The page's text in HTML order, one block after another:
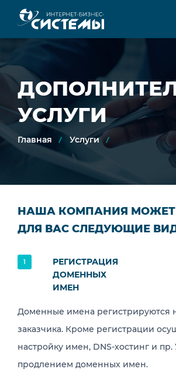
РЕШЕНИЯ
ТЕХНОЛОГИИ
О КОМПАНИИ
Фабрика цифровых решений
УСЛУГИ
Главная Услуги
НАША КОМПАНИЯ МОЖЕТ
ДЛЯ ВАС СЛЕДУЮЩИЕ
РЕГИСТРАЦИЯ
ДОМЕННЫХ
ИМЕН
Доменные имена регистрируются
заказчика. Кроме регистрации
настройку имен, DNS-хостинг и
продлением доменных имен.
1